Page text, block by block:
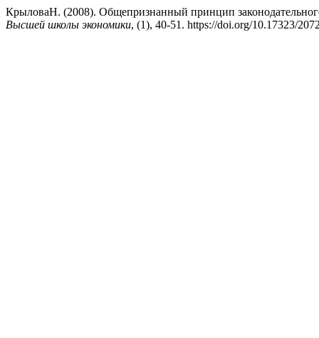
КрыловаН. (2008). Общепризнанный принцип
Высшей школы экономики, (1), 40-51. https://doi.org/10.17323/